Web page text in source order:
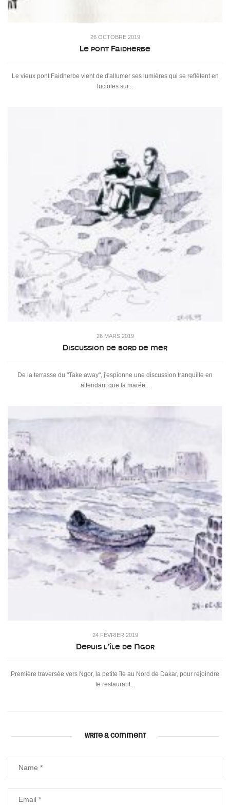
26 OCTOBRE 2019
Le pont Faidherbe
Le vieux pont Faidherbe vient de d'allumer ses lumières qui se reflètent en
lucioles sur...
26 MARS 2019
Discussion de bord de mer
De la terrasse du "Take away", j'espionne une discussion tranquille en
attendant que la marée...
24 FÉVRIER 2019
Depuis l’île de Ngor
Première traversée vers Ngor, la petite île au Nord de Dakar, pour rejoindre
le restaurant...
WRITE A COMMENT